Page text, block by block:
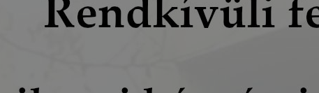
melyik részeit látogatja, vagy használja
biztosítsunk Önnek még jobb felhasználói